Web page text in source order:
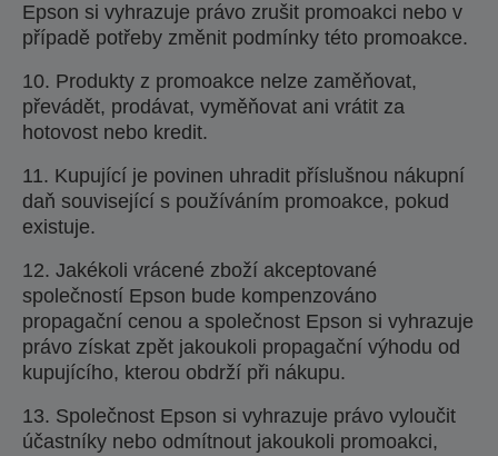
Epson si vyhrazuje právo zrušit promoakci nebo v
případě potřeby změnit podmínky této promoakce.
10. Produkty z promoakce nelze zaměňovat,
převádět, prodávat, vyměňovat ani vrátit za
hotovost nebo kredit.
11. Kupující je povinen uhradit příslušnou nákupní
daň související s používáním promoakce, pokud
existuje.
12. Jakékoli vrácené zboží akceptované
společností Epson bude kompenzováno
propagační cenou a společnost Epson si vyhrazuje
právo získat zpět jakoukoli propagační výhodu od
kupujícího, kterou obdrží při nákupu.
13. Společnost Epson si vyhrazuje právo vyloučit
účastníky nebo odmítnout jakoukoli promoakci,